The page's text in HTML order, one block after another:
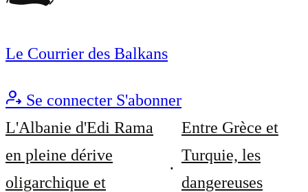
Le Courrier des Balkans
Se connecter S'abonner
L'Albanie d'Edi Rama
en pleine dérive
oligarchique et
Entre Grèce et
Turquie, les
dangereuses